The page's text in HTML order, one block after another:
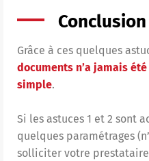
Conclusion
Grâce à ces quelques
documents n’a jamais
simple.
Si les astuces 1 et 2 sont
quelques paramétrages
solliciter votre